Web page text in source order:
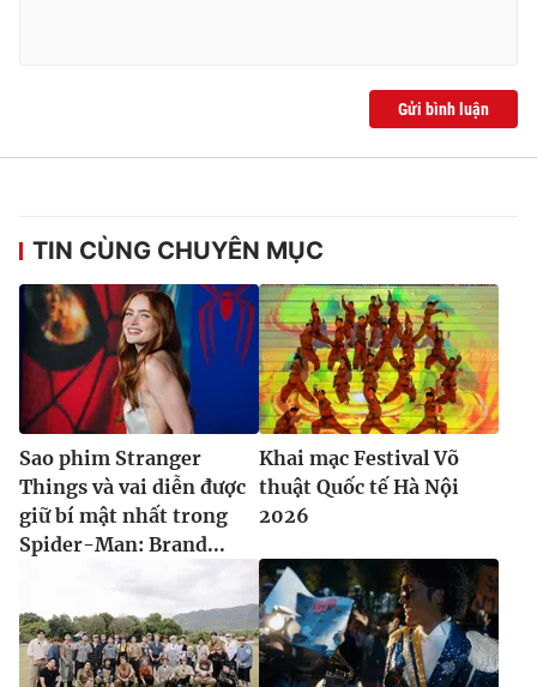
Gửi bình luận
TIN CÙNG CHUYÊN MỤC
Sao phim Stranger
Things và vai diễn được
giữ bí mật nhất trong
Spider-Man: Brand...
Khai mạc Festival Võ
thuật Quốc tế Hà Nội
2026